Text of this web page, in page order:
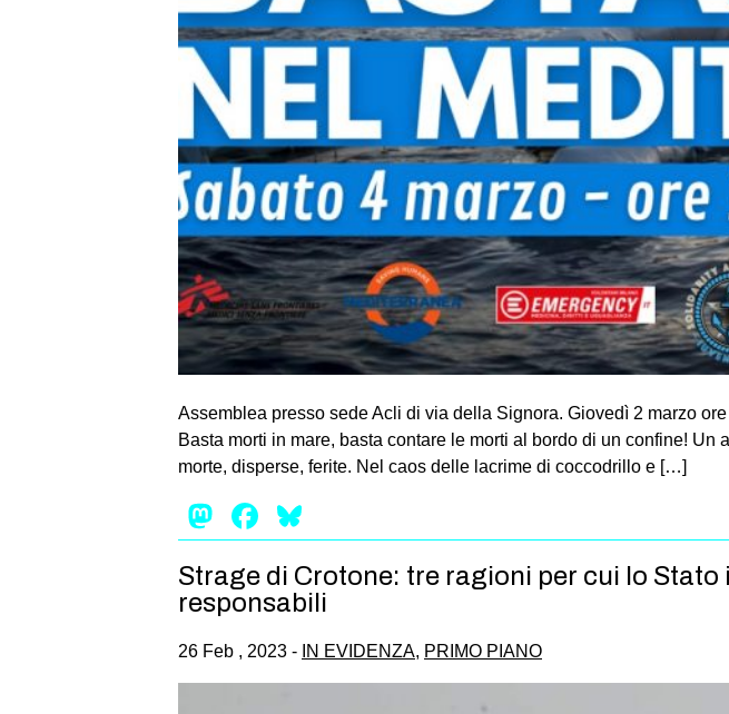
Assemblea presso sede Acli di via della Signora. Giovedì 2 marzo
Basta morti in mare, basta contare le morti al bordo di un confine!
morte, disperse, ferite. Nel caos delle lacrime di coccodrillo e […]
Mastodon
Facebook
Strage di Crotone: tre ragioni per cui lo
responsabili
26 Feb , 2023 - IN EVIDENZA, PRIMO PIANO